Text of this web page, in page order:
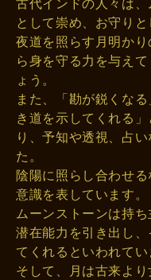
として崇め、お守り
夜道を照らす月明か
ら身を守る力を与え
ょう。
また、「勘が鋭くな
き道を示してくれる
り、予知や透視、占
た。
陰陽に照らし合わせ
意識を表しています。
ムーンストーンは持
潜在能力を引き出し
てくれるといわれてい
そして、月は古来よ